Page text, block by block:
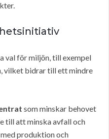
val för miljön, till exempel
vilket bidrar till ett mindre
som minskar behovet
till att minska avfall och
produktion och